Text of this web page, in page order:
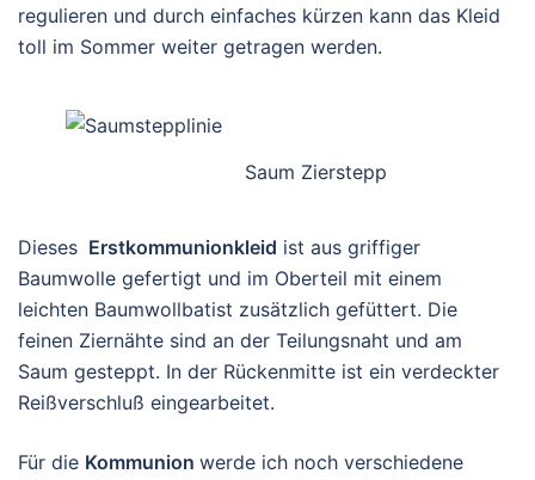
regulieren und durch einfaches kürzen kann das Kleid
toll im Sommer weiter getragen werden.
Saum Zierstepp
Dieses Erstkommunionkleid ist aus griffiger
Baumwolle gefertigt und im Oberteil mit einem
leichten Baumwollbatist zusätzlich gefüttert. Die
feinen Ziernähte sind an der Teilungsnaht und am
Saum gesteppt. In der Rückenmitte ist ein verdeckter
Reißverschluß eingearbeitet.
Für die Kommunion werde ich noch verschiedene